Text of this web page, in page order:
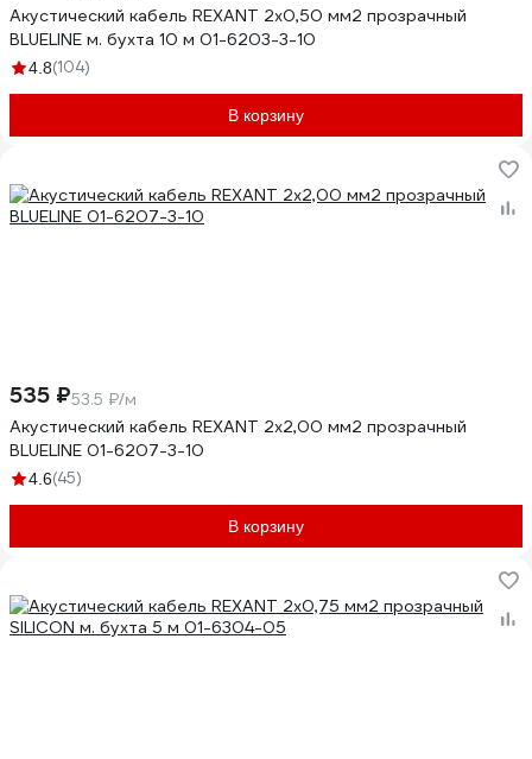
Акустический кабель REXANT 2х0,50 мм2 прозрачный
BLUELINE м. бухта 10 м 01-6203-3-10
4.8(104)
В корзину
535 ₽53.5 ₽/м
Акустический кабель REXANT 2х2,00 мм2 прозрачный
BLUELINE 01-6207-3-10
4.6(45)
В корзину